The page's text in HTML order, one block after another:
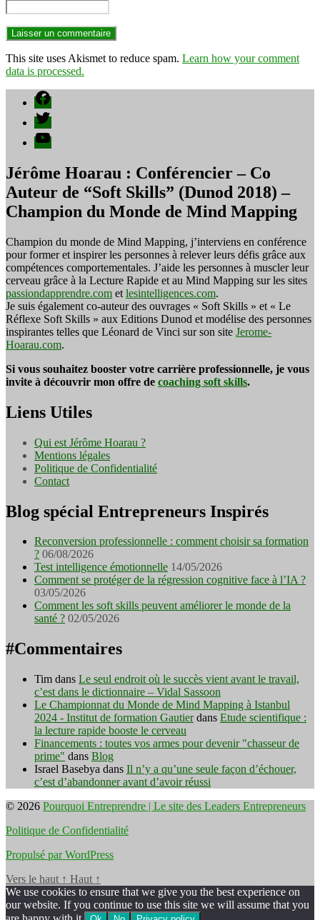
This site uses Akismet to reduce spam. Learn how your comment
data is processed.
Facebook
Twitter
YouTube
Jérôme Hoarau : Conférencier – Co
Auteur de “Soft Skills” (Dunod 2018) –
Champion du Monde de Mind Mapping
Champion du monde de Mind Mapping, j’interviens en conférence
pour former et inspirer les personnes à relever leurs défis grâce aux
compétences comportementales. J’aide les personnes à muscler leur
cerveau grâce à la Lecture Rapide et au Mind Mapping sur les sites
passiondapprendre.com et lesintelligences.com.
Je suis également co-auteur des ouvrages « Soft Skills » et « Le
Réflexe Soft Skills » aux Editions Dunod et modélise des personnes
inspirantes telles que Léonard de Vinci sur son site Jerome-
Hoarau.com.
Si vous souhaitez booster votre carrière professionnelle, je vous
invite à découvrir mon offre de coaching soft skills.
Liens Utiles
Qui est Jérôme Hoarau ?
Mentions légales
Politique de Confidentialité
Contact
Blog spécial Entrepreneurs Inspirés
Reconversion professionnelle : comment choisir sa formation
? 06/08/2026
Test intelligence émotionnelle 14/05/2026
Comment se protéger de la régression cognitive face à l’IA ?
03/05/2026
Comment les soft skills peuvent améliorer le monde de la
santé ? 02/05/2026
#Commentaires
Tim dans Le seul endroit où le succès vient avant le travail,
c’est dans le dictionnaire – Vidal Sassoon
Le Championnat du Monde de Mind Mapping à Istanbul
2024 - Institut de formation Gautierdans Etude scientifique :
la lecture rapide booste le cerveau
Financements : toutes vos armes pour devenir "chasseur de
prime" dans Blog
Israel Basebya dans Il n’y a qu’une seule façon d’échouer,
c’est d’abandonner avant d’avoir réussi
© 2026 Pourquoi Entreprendre | Le site des Leaders Entrepreneurs
Politique de Confidentialité
Propulsé par WordPress
Vers le haut ↑ Haut ↑
We use cookies to ensure that we give you the best experience on
our website. If you continue to use this site we will assume that you